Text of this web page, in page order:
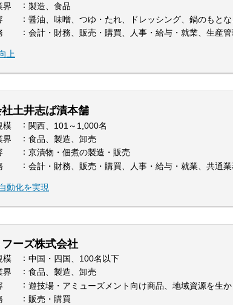
界
製造、食品
醤油、味噌、つゆ・たれ、ドレッシング、鍋のもと
会計・財務、販売・購買、人事・給与・就業、生産
上
土井志ば漬本舗
模
関西、101～1,000名
界
食品、製造、卸売
京漬物・佃煮の製造・販売
会計・財務、販売・購買、人事・給与・就業、共通業
動化を実現
ーズ株式会社
模
中国・四国、100名以下
界
食品、製造、卸売
遊技場・アミューズメント向け商品、地域資源を生
販売・購買